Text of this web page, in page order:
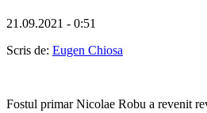
21.09.2021 - 0:51
Scris de: Eugen Chiosa
Fostul primar Nicolae Robu a revenit